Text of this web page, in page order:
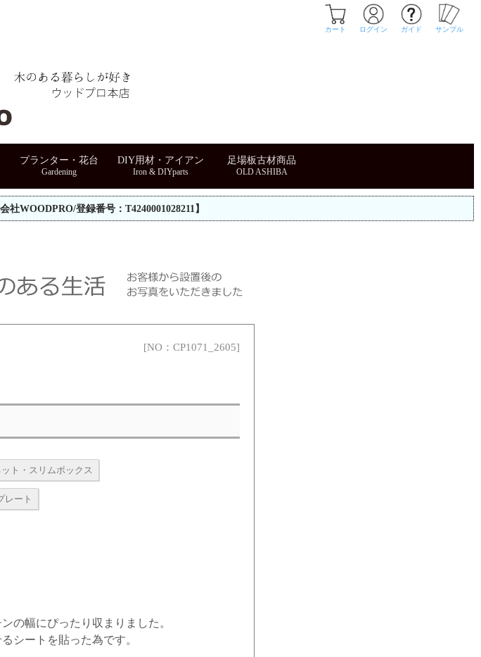
カート ログイン ガイド サンプル
プランター・花台 DIY用材・アイアン 足場板古材商品
会社WOODPRO/登録番号：T4240001028211】
[NO：CP1071_2605]
ト・スリムボックス
レート
の幅にぴったり収まりました。
シートを貼った為です。